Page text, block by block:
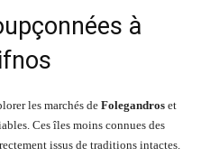
à
les marchés de Folegandros et
Ces îles moins connues des
issus de traditions intactes.